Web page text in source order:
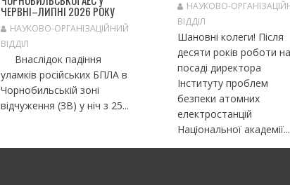
ЧЕРВНІ–ЛИПНІ 2026 РОКУ
НАУКОВО-ОРГАНІЗАЦІЙНИЙ
ВІДДІЛ
Внаслідок падіння
уламків російських БПЛА в
Чорнобильській зоні
відчуження (ЗВ) у ніч з 25...
НАУКОВО-
ВІДДІЛ
Шановні колеги! Після
десяти років роботи на
посаді директора
Інституту проблем
безпеки атомних
електростанцій
Національної академії...